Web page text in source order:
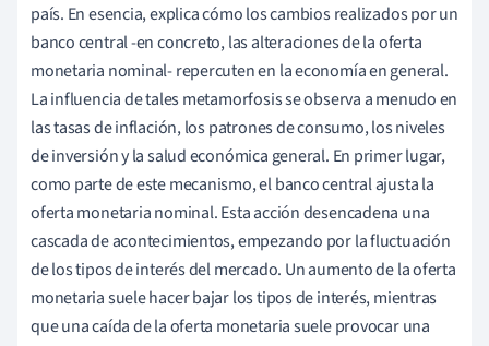
país. En esencia, explica cómo los cambios realizados por un
banco central -en concreto, las alteraciones de la oferta
monetaria nominal- repercuten en la economía en general.
La influencia de tales metamorfosis se observa a menudo en
las tasas de inflación, los patrones de consumo, los niveles
de inversión y la salud económica general. En primer lugar,
como parte de este mecanismo, el banco central ajusta la
oferta monetaria nominal. Esta acción desencadena una
cascada de acontecimientos, empezando por la fluctuación
de los tipos de interés del mercado. Un aumento de la oferta
monetaria suele hacer bajar los tipos de interés, mientras
que una caída de la oferta monetaria suele provocar una